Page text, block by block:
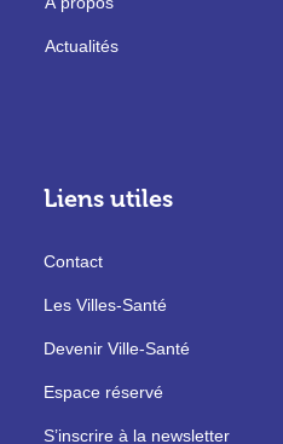
Actualités
Liens utiles
Contact
Les Villes-Santé
Devenir Ville-Santé
Espace réservé
S’inscrire à la newsletter